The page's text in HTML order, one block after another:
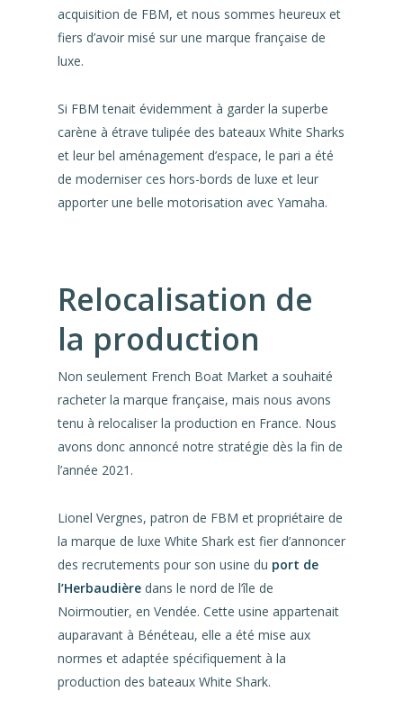
acquisition de FBM, et nous sommes heureux et
fiers d’avoir misé sur une marque française de
luxe.
Si FBM tenait évidemment à garder la superbe
carène à étrave tulipée des bateaux White Sharks
et leur bel aménagement d’espace, le pari a été
de moderniser ces hors-bords de luxe et leur
apporter une belle motorisation avec Yamaha.
Relocalisation de
la production
Non seulement French Boat Market a souhaité
racheter la marque française, mais nous avons
tenu à relocaliser la production en France. Nous
avons donc annoncé notre stratégie dès la fin de
l’année 2021.
Lionel Vergnes, patron de FBM et propriétaire de
la marque de luxe White Shark est fier d’annoncer
des recrutements pour son usine du port de
l’Herbaudière dans le nord de l’île de
Noirmoutier, en Vendée. Cette usine appartenait
auparavant à Bénéteau, elle a été mise aux
normes et adaptée spécifiquement à la
production des bateaux White Shark.